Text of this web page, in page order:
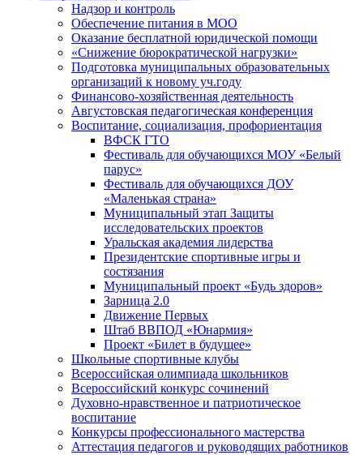
Надзор и контроль
Обеспечение питания в МОО
Оказание бесплатной юридической помощи
«Снижение бюрократической нагрузки»
Подготовка муниципальных образовательных
организаций к новому уч.году
Финансово-хозяйственная деятельность
Августовская педагогическая конференция
Воспитание, социализация, профориентация
ВФСК ГТО
Фестиваль для обучающихся МОУ «Белый
парус»
Фестиваль для обучающихся ДОУ
«Маленькая страна»
Муниципальный этап Защиты
исследовательских проектов
Уральская академия лидерства
Президентские спортивные игры и
состязания
Муниципальный проект «Будь здоров»
Зарница 2.0
Движение Первых
Штаб ВВПОД «Юнармия»
Проект «Билет в будущее»
Школьные спортивные клубы
Всероссийская олимпиада школьников
Всероссийский конкурс сочинений
Духовно-нравственное и патриотическое
воспитание
Конкурсы профессионального мастерства
Аттестация педагогов и руководящих работников